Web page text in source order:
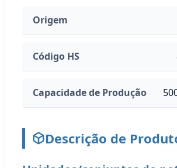
Origem
Código HS
Capacidade de Produção
Descrição de